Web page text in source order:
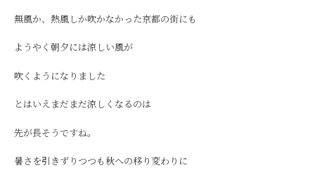
無風か、熱風しか吹かなかった京都の街にも
ようやく朝夕には涼しい風が
吹くようになりました
とはいえまだまだ涼しくなるのは
先が長そうですね。
暑さを引きずりつつも秋への移り変わりに